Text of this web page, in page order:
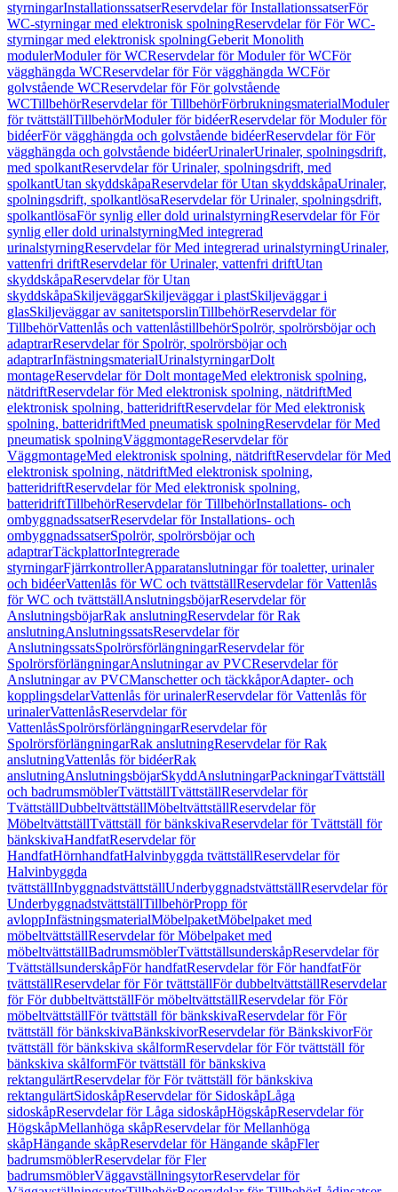
styrningarInstallationssatserReservdelar för InstallationssatserFör
WC-styrningar med elektronisk spolningReservdelar för För WC-
styrningar med elektronisk spolningGeberit Monolith
modulerModuler för WCReservdelar för Moduler för WCFör
vägghängda WCReservdelar för För vägghängda WCFör
golvstående WCReservdelar för För golvstående
WCTillbehörReservdelar för TillbehörFörbrukningsmaterialModuler
för tvättställTillbehörModuler för bidéerReservdelar för Moduler för
bidéerFör vägghängda och golvstående bidéerReservdelar för För
vägghängda och golvstående bidéerUrinalerUrinaler, spolningsdrift,
med spolkantReservdelar för Urinaler, spolningsdrift, med
spolkantUtan skyddskåpaReservdelar för Utan skyddskåpaUrinaler,
spolningsdrift, spolkantlösaReservdelar för Urinaler, spolningsdrift,
spolkantlösaFör synlig eller dold urinalstyrningReservdelar för För
synlig eller dold urinalstyrningMed integrerad
urinalstyrningReservdelar för Med integrerad urinalstyrningUrinaler,
vattenfri driftReservdelar för Urinaler, vattenfri driftUtan
skyddskåpaReservdelar för Utan
skyddskåpaSkiljeväggarSkiljeväggar i plastSkiljeväggar i
glasSkiljeväggar av sanitetsporslinTillbehörReservdelar för
TillbehörVattenlås och vattenlåstillbehörSpolrör, spolrörsböjar och
adaptrarReservdelar för Spolrör, spolrörsböjar och
adaptrarInfästningsmaterialUrinalstyrningarDolt
montageReservdelar för Dolt montageMed elektronisk spolning,
nätdriftReservdelar för Med elektronisk spolning, nätdriftMed
elektronisk spolning, batteridriftReservdelar för Med elektronisk
spolning, batteridriftMed pneumatisk spolningReservdelar för Med
pneumatisk spolningVäggmontageReservdelar för
VäggmontageMed elektronisk spolning, nätdriftReservdelar för Med
elektronisk spolning, nätdriftMed elektronisk spolning,
batteridriftReservdelar för Med elektronisk spolning,
batteridriftTillbehörReservdelar för TillbehörInstallations- och
ombyggnadssatserReservdelar för Installations- och
ombyggnadssatserSpolrör, spolrörsböjar och
adaptrarTäckplattorIntegrerade
styrningarFjärrkontrollerApparatanslutningar för toaletter, urinaler
och bidéerVattenlås för WC och tvättställReservdelar för Vattenlås
för WC och tvättställAnslutningsböjarReservdelar för
AnslutningsböjarRak anslutningReservdelar för Rak
anslutningAnslutningssatsReservdelar för
AnslutningssatsSpolrörsförlängningarReservdelar för
SpolrörsförlängningarAnslutningar av PVCReservdelar för
Anslutningar av PVCManschetter och täckkåporAdapter- och
kopplingsdelarVattenlås för urinalerReservdelar för Vattenlås för
urinalerVattenlåsReservdelar för
VattenlåsSpolrörsförlängningarReservdelar för
SpolrörsförlängningarRak anslutningReservdelar för Rak
anslutningVattenlås för bidéerRak
anslutningAnslutningsböjarSkyddAnslutningarPackningarTvättställ
och badrumsmöblerTvättställTvättställReservdelar för
TvättställDubbeltvättställMöbeltvättställReservdelar för
MöbeltvättställTvättställ för bänkskivaReservdelar för Tvättställ för
bänkskivaHandfatReservdelar för
HandfatHörnhandfatHalvinbyggda tvättställReservdelar för
Halvinbyggda
tvättställInbyggnadstvättställUnderbyggnadstvättställReservdelar för
UnderbyggnadstvättställTillbehörPropp för
avloppInfästningsmaterialMöbelpaketMöbelpaket med
möbeltvättställReservdelar för Möbelpaket med
möbeltvättställBadrumsmöblerTvättställsunderskåpReservdelar för
TvättställsunderskåpFör handfatReservdelar för För handfatFör
tvättställReservdelar för För tvättställFör dubbeltvättställReservdelar
för För dubbeltvättställFör möbeltvättställReservdelar för För
möbeltvättställFör tvättställ för bänkskivaReservdelar för För
tvättställ för bänkskivaBänkskivorReservdelar för BänkskivorFör
tvättställ för bänkskiva skålformReservdelar för För tvättställ för
bänkskiva skålformFör tvättställ för bänkskiva
rektangulärtReservdelar för För tvättställ för bänkskiva
rektangulärtSidoskåpReservdelar för SidoskåpLåga
sidoskåpReservdelar för Låga sidoskåpHögskåpReservdelar för
HögskåpMellanhöga skåpReservdelar för Mellanhöga
skåpHängande skåpReservdelar för Hängande skåpFler
badrumsmöblerReservdelar för Fler
badrumsmöblerVäggavställningsytorReservdelar för